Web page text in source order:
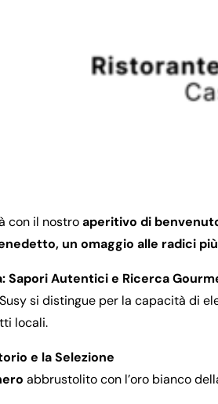
con il nostroaperitivo di
un omaggio alle radici
Sapori Autentici e Ricerca
si distingue per la capacità di
locali.
e la Selezione
abbrustolito con l’oro bianco